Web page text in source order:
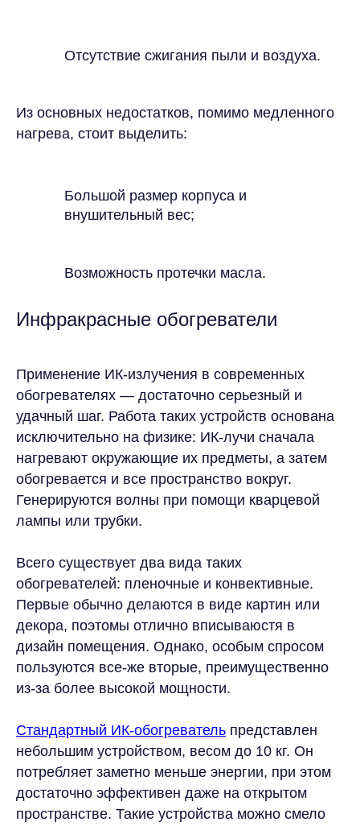
Отсутствие сжигания пыли и воздуха.
Из основных недостатков, помимо медленного
нагрева, стоит выделить:
Большой размер корпуса и
внушительный вес;
Возможность протечки масла.
Инфракрасные обогреватели
Применение ИК-излучения в современных
обогревателях — достаточно серьезный и
удачный шаг. Работа таких устройств основана
исключительно на физике: ИК-лучи сначала
нагревают окружающие их предметы, а затем
обогревается и все пространство вокруг.
Генерируются волны при помощи кварцевой
лампы или трубки.
Всего существует два вида таких
обогревателей: пленочные и конвективные.
Первые обычно делаются в виде картин или
декора, поэтомы отлично вписываюстя в
дизайн помещения. Однако, особым спросом
пользуются все-же вторые, преимущественно
из-за более высокой мощности.
Стандартный ИК-обогреватель представлен
небольшим устройством, весом до 10 кг. Он
потребляет заметно меньше энергии, при этом
достаточно эффективен даже на открытом
пространстве. Такие устройства можно смело